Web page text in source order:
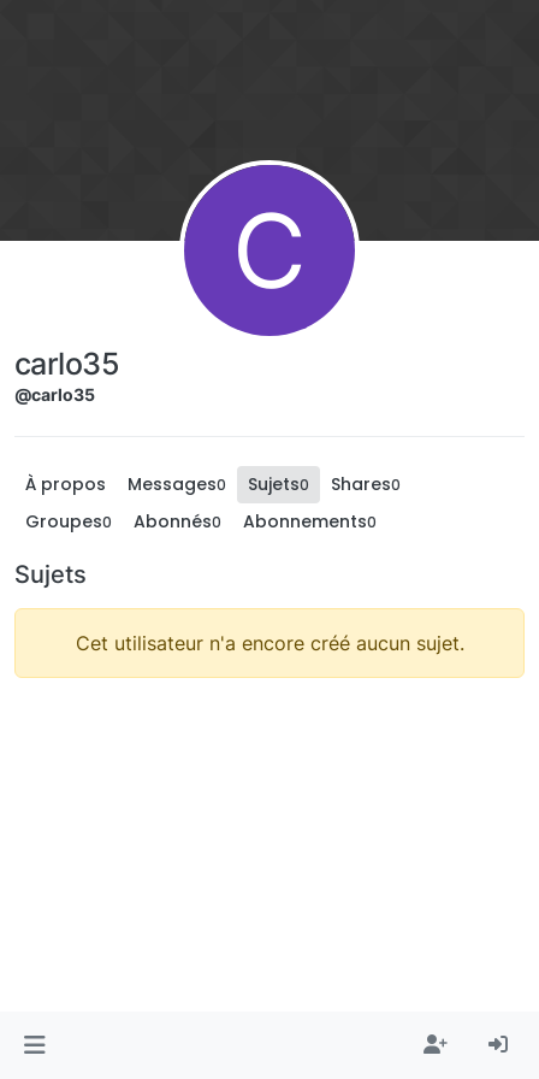
C
carlo35
@carlo35
À propos Messages0 Sujets0 Shares0
Groupes0 Abonnés0 Abonnements0
Sujets
Cet utilisateur n'a encore créé aucun sujet.